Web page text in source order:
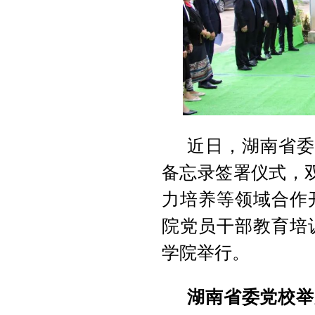
近日，湖南省
备忘录签署仪式，
力培养等领域合作
院党员干部教育
学院举行。
湖南省委党校